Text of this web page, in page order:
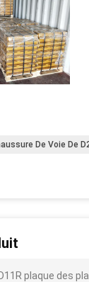
De Voie De
plaque des